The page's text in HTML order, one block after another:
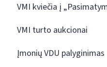
VMI kviečia į
VMI turto aukcionai
Įmonių VDU palyginimas